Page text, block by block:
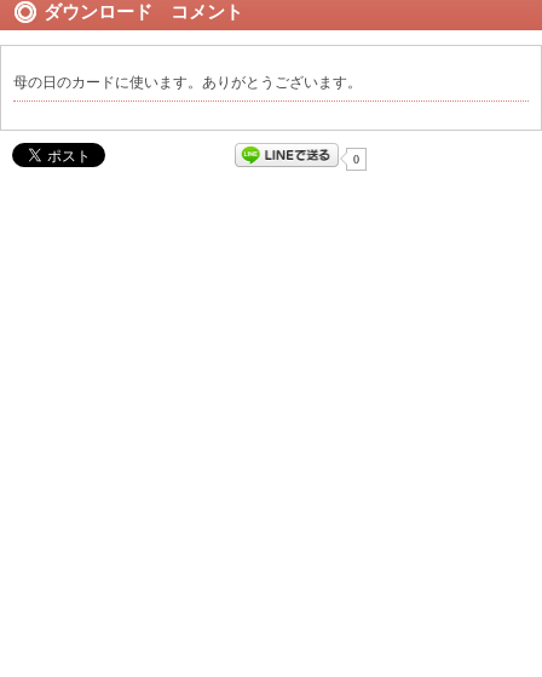
ダウンロード コメント
母の日のカードに使います。ありがとうございます。
0